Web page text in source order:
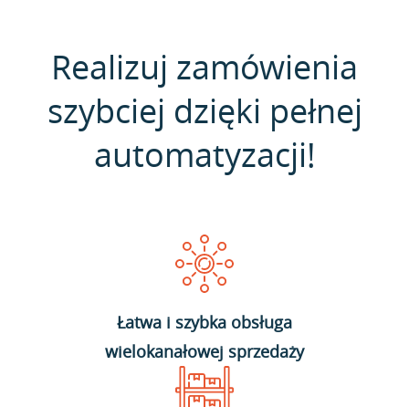
Realizuj zamówienia
szybciej dzięki pełnej
automatyzacji!
Łatwa i szybka obsługa
wielokanałowej sprzedaży